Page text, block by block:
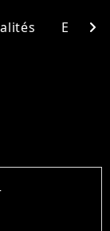
chevron_right